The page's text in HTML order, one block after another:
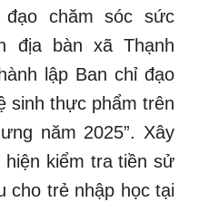
chăm sóc sức
địa bàn xã Thạnh
lập Ban chỉ đạo
sinh thực phẩm trên
năm 2025”. Xây
kiểm tra tiền sử
cho trẻ nhập học tại